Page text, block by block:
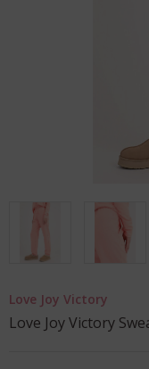
Love Joy Victory
Love Joy Victory